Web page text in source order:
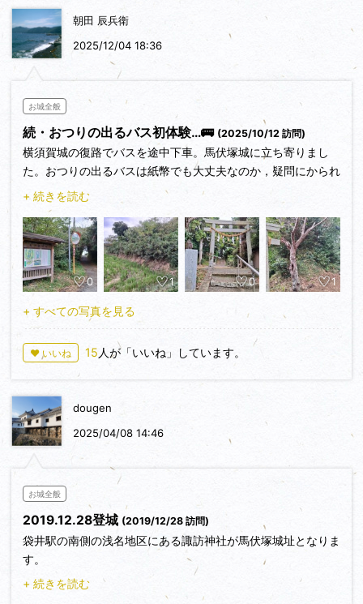
朝田 辰兵衛
2025/12/04 18:36
お城全般
続・おつりの出るバス初体験…🚌 (2025/10/12 訪問)
横須賀城の復路でバスを途中下車。馬伏塚城に立ち寄りまし
た。おつりの出るバスは紙幣でも大丈夫なのか，疑問にかられ
ました。おそるおそる「北里柴三郎氏」を手に取り，確認しま
した。バッチリＯＫでした。
ここで疑問が…。新５００円玉や新紙幣に対応できるなら，な
ぜＩＣに対応させないんだろう？
馬伏塚城ですが，しりとりを思い出します。「ま」の連鎖をク
た。地味に佇んでいるところが，なんともシブイ味を出してい
+ 続きを読む
0 1 0 1
+ すべての写真を見る
♥ いいね 15 人が「いいね」しています。
dougen
2025/04/08 14:46
お城全般
2019.12.28登城 (2019/12/28 訪問)
袋井駅の南側の浅名地区にある諏訪神社が馬伏塚城址となりま
す。
城址は住宅地になっており、遺構はわずかですが、主郭跡とな
る諏訪神社周辺に土塁や空堀の遺構が残っています。
+ 続きを読む